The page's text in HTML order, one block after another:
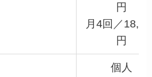
円
月4回／
円
個人